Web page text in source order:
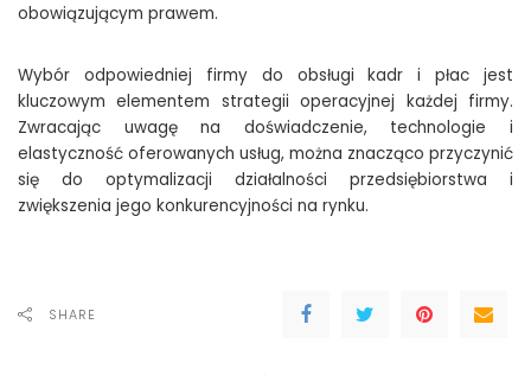
obowiązującym prawem.
Wybór odpowiedniej firmy do obsługi kadr i płac jest
kluczowym elementem strategii operacyjnej każdej firmy.
Zwracając uwagę na doświadczenie, technologie i
elastyczność oferowanych usług, można znacząco przyczynić
się do optymalizacji działalności przedsiębiorstwa i
zwiększenia jego konkurencyjności na rynku.
SHARE